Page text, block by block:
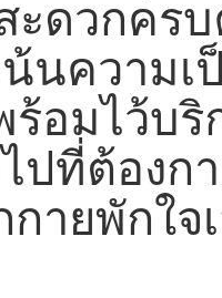
ะดวกคร
นความ
อมไว้บริ
ปที่ต้องก
ายพักใ